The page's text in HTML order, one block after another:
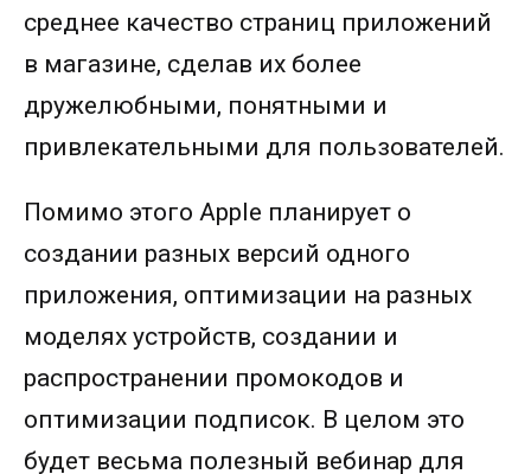
среднее качество страниц приложений
в магазине, сделав их более
дружелюбными, понятными и
привлекательными для пользователей.
Помимо этого Apple планирует о
создании разных версий одного
приложения, оптимизации на разных
моделях устройств, создании и
распространении промокодов и
оптимизации подписок. В целом это
будет весьма полезный вебинар для